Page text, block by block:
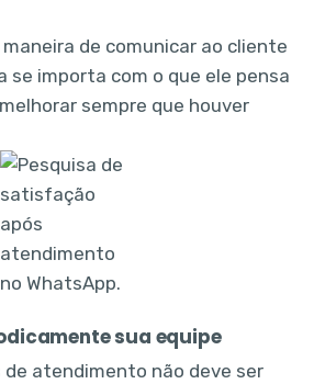
de comunicar ao cliente
se importa com o que ele pensa
sempre que houver
sua equipe
de atendimento não deve ser